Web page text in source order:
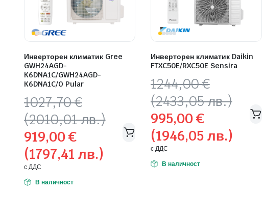
Инверторен климатик Gree
GWH24AGD-
K6DNA1C/GWH24AGD-
K6DNA1C/O Pular
1027,70€
(2010,01 лв.)
Original
price
was:
1027,70 €
(2010,01
лв.).
919,00€
(1797,41 лв.)
Текущата
цена
е:
919,00 €
(1797,41
лв.).
с ДДС
В наличност
Инверторен климатик Daikin
FTXC50E/RXC50E Sensira
1244,00€
(2433,05 лв.)
Original
price
was:
1244,00 €
(2433,05
лв.).
995,00€
(1946,05 лв.)
Текущата
цена
е:
995,00 €
(1946,05
лв.).
с ДДС
В наличност